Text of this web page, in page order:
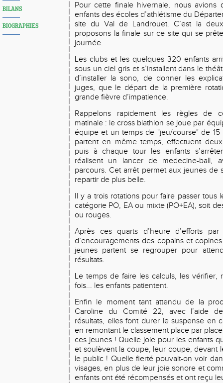
BILANS
BIOGRAPHIES
Pour cette finale hivernale, nous avions
enfants des écoles d’athlétisme du
site du Val de Landrouet. C’est la
proposons la finale sur ce site qui se
journée.
Les clubs et les quelques 320 enfants
sous un ciel gris et s’installent dans le
d’installer la sono, de donner les
juges, que le départ de la première
grande fièvre d’impatience.
Rappelons rapidement les règles de
matinale : le cross biathlon se joue par
équipe et un temps de "jeu/course" de 15
partent en même temps, effectuent
puis à chaque tour les enfants
réalisent un lancer de medecine-ball,
parcours. Cet arrêt permet aux jeunes de
repartir de plus belle.
Il y a trois rotations pour faire passer tous
catégorie PO, EA ou mixte (PO+EA), soit
ou rouges.
Après ces quarts d’heure d’efforts
d’encouragements des copains et
jeunes partent se regrouper pour
résultats.
Le temps de faire les calculs, les vérifier,
fois... les enfants patientent.
Enfin le moment tant attendu de la
Caroline du Comité 22, avec l’aide
résultats, elles font durer le suspense en
en remontant le classement place par
ces jeunes ! Quelle joie pour les enfants
et soulèvent la coupe, leur coupe, devant
le public ! Quelle fierté pouvait-on voir
visages, en plus de leur joie sonore et
enfants ont été récompensés et ont reçu